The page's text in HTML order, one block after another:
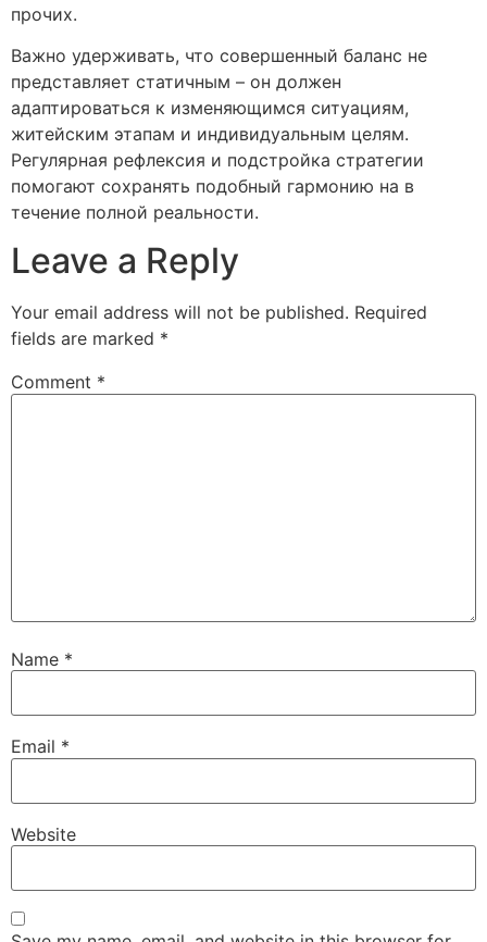
прочих.
Важно удерживать, что совершенный баланс не
представляет статичным – он должен
адаптироваться к изменяющимся ситуациям,
житейским этапам и индивидуальным целям.
Регулярная рефлексия и подстройка стратегии
помогают сохранять подобный гармонию на в
течение полной реальности.
Leave a Reply
Your email address will not be published. Required
fields are marked *
Comment *
Name *
Email *
Website